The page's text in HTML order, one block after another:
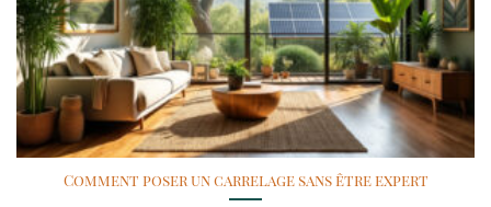
Comment poser un carrelage sans être expert